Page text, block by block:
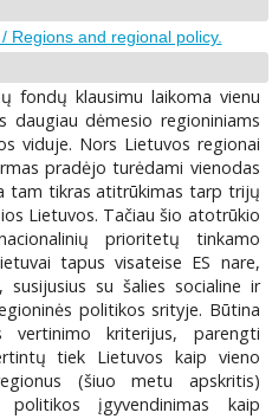
Regions and regional policy.
fondų klausimu laikoma vienu
daugiau dėmesio regioniniams
viduje. Nors Lietuvos regionai
pradėjo turėdami vienodas
tam tikras atitrūkimas tarp trijų
Lietuvos. Tačiau šio atotrūkio
prioritetų tinkamo
tapus visateise ES nare,
susijusius su šalies socialine ir
politikos srityje. Būtina
vertinimo kriterijus, parengti
tiek Lietuvos kaip vieno
(šiuo metu apskritis)
politikos įgyvendinimas kaip